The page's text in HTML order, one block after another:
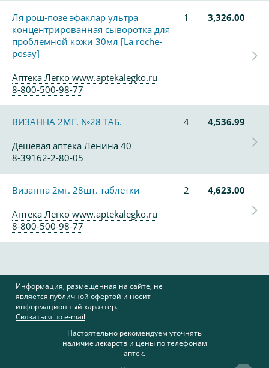
Ля рош-позе эфаклар ультра
концентрированная сыворотка для
проблемной кожи 30мл [La roche-
posay]
1 3,326.00
Аптека Легко www.aptekalegko.ru
8-800-500-98-77
ВИЗАННА 2МГ. №28 ТАБ. 4
4,536.99
Дешевая аптека Ленина 40
8-39162-2-80-05
Визанна 2мг. 28шт. таблетки 2
4,623.00
Аптека Легко www.aptekalegko.ru
8-800-500-98-77
Информация, размещенная на сайте, не
является публичной офертой и носит
информационный характер.
Связаться по e-mail
Настоятельно рекомендуем уточнять
наличие лекарств и цены по телефонам
аптек.